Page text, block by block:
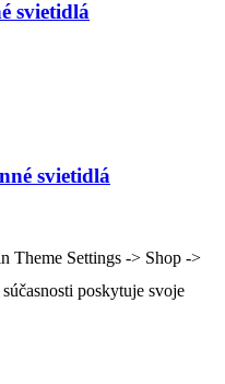
svietidlá
svietidlá
Theme Settings -> Shop ->
poskytuje svoje